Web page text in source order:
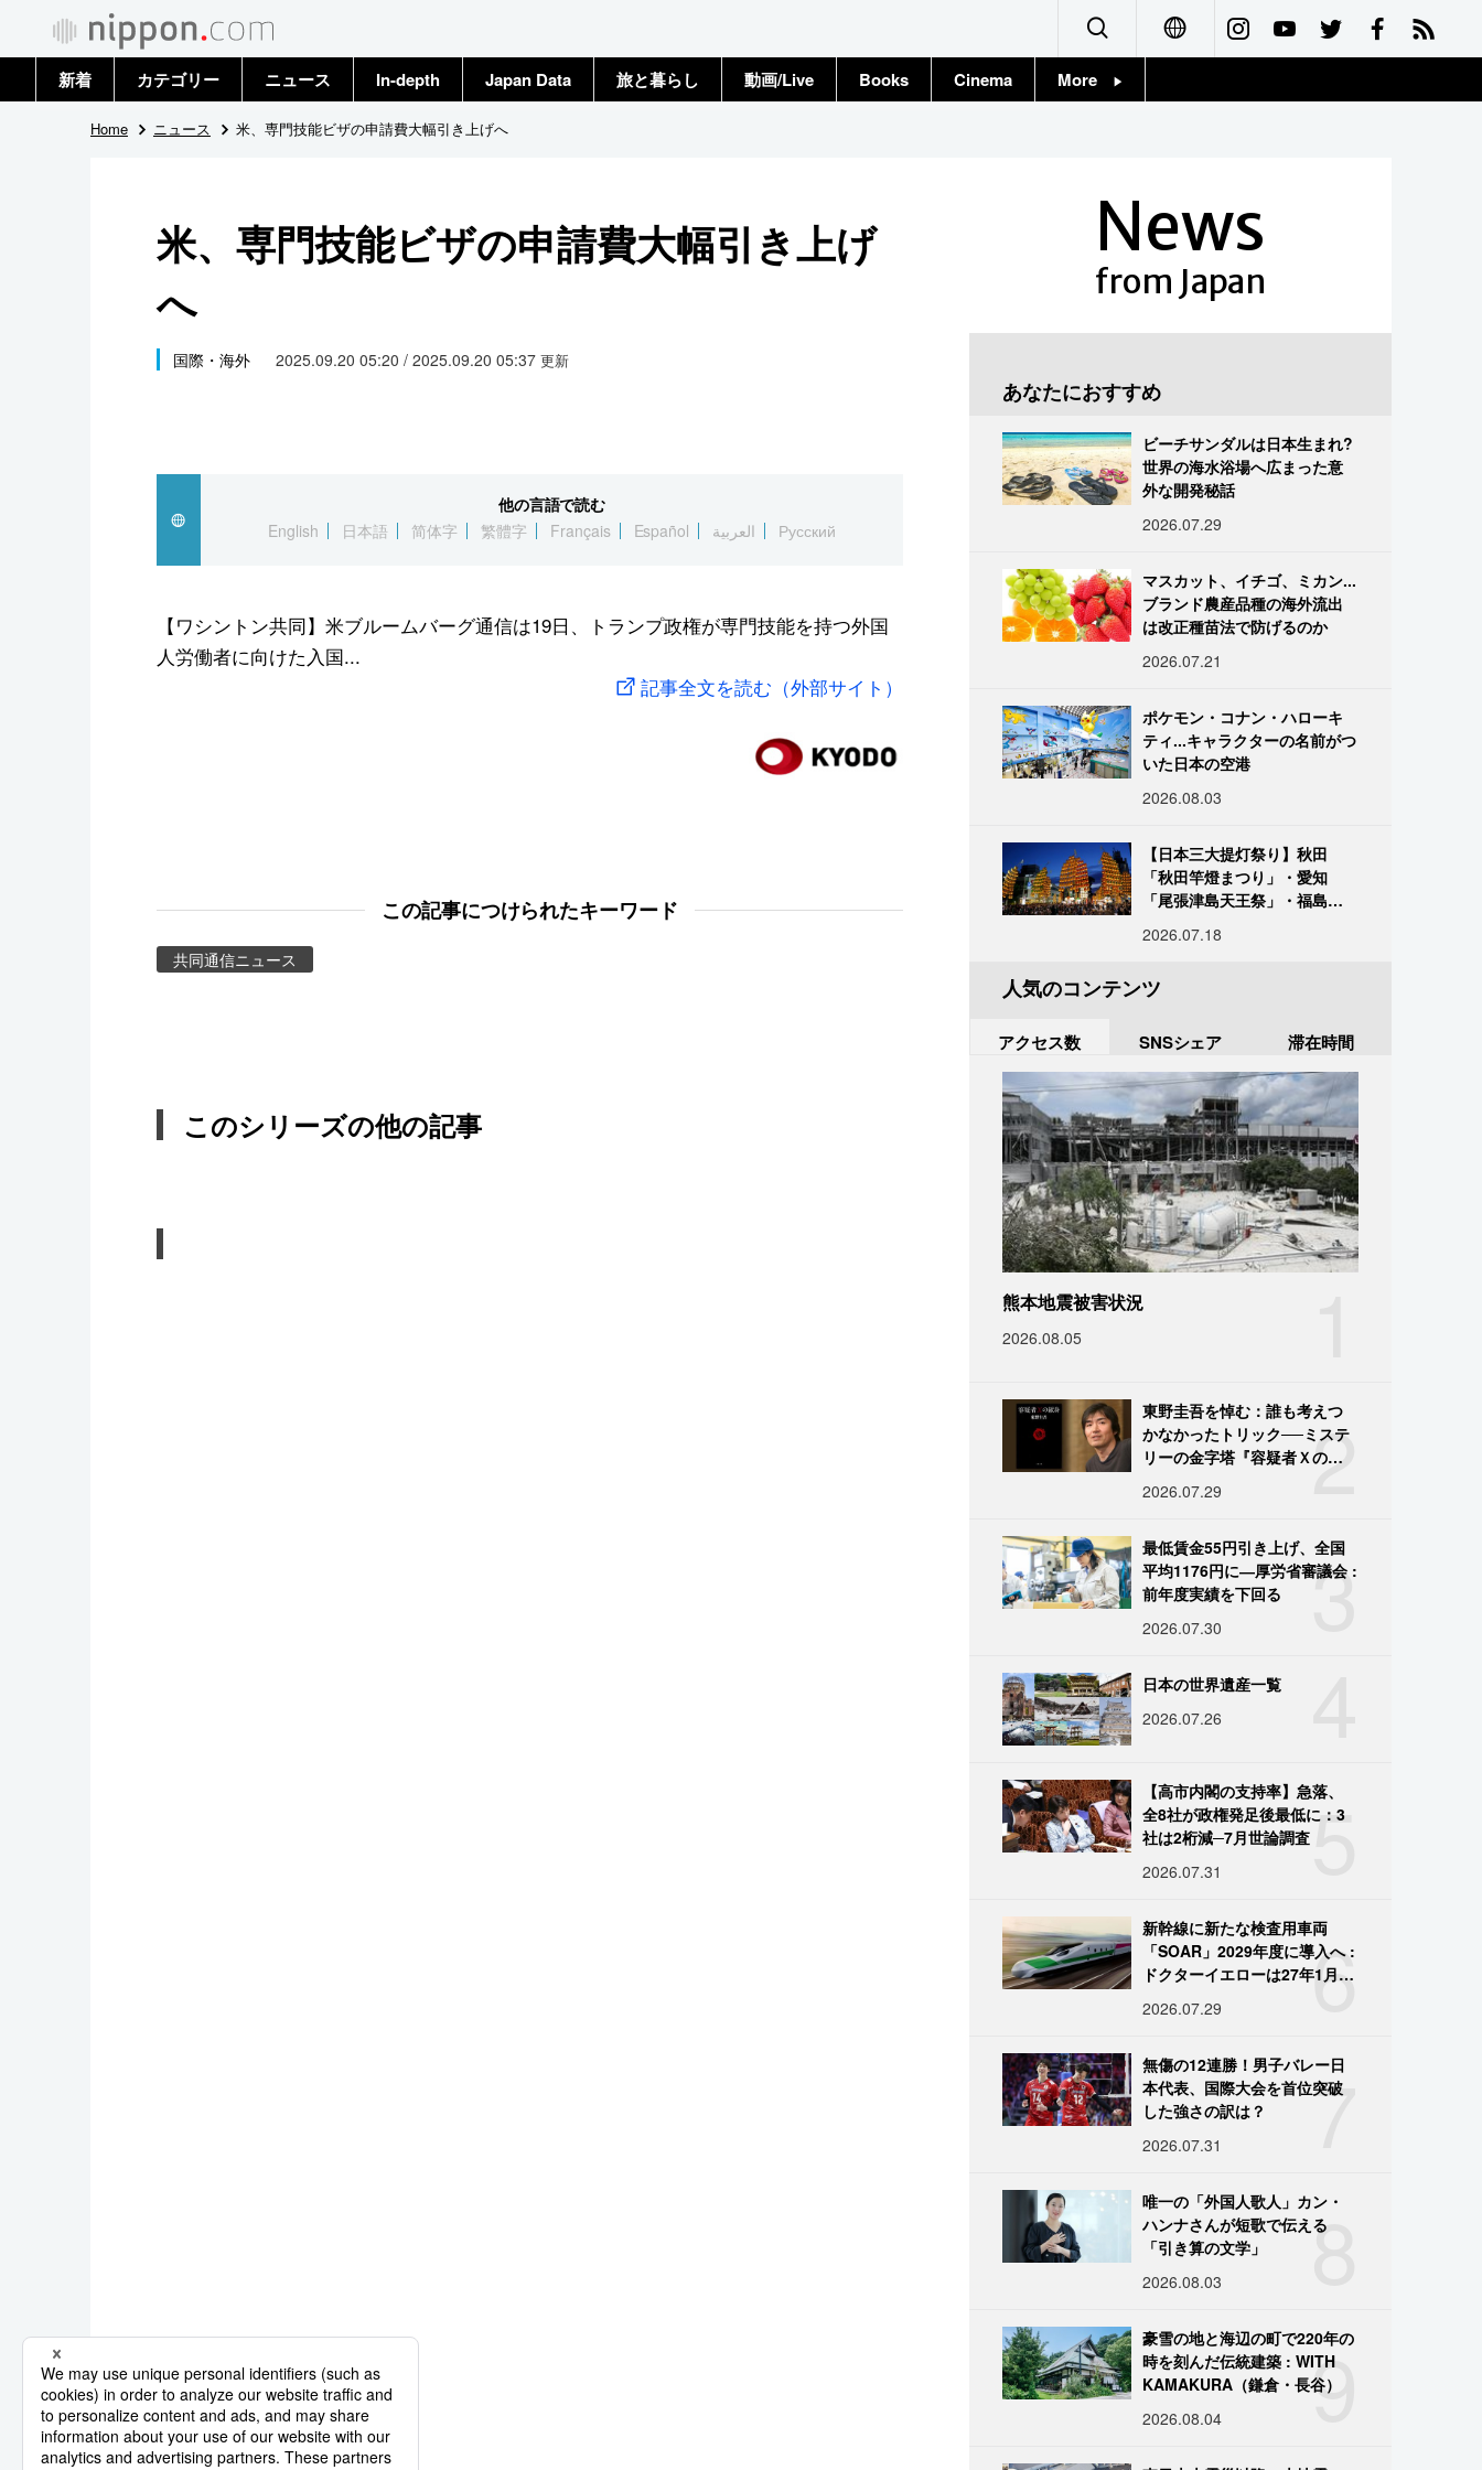
Français
新着 カテゴリー
政治・外交
国際
社会
文化
スポーツ・東京2020
ニュース
トップ
In-depth Japan Data 旅と暮らし 動画/Live Books Cinema More
Home ニュース 米、専門技能ビザの申請費大幅引き上げへ
米、専門技能ビザの申請費大幅引き上げ
へ
国際・海外 2025.09.20 05:20 / 2025.09.20 05:37 更新
他の言語で読む
English
日本語 简体字 繁體字 Français Español العربية Русский
【ワシントン共同】米ブルームバーグ通信は19日、トランプ政権が専門技能を持つ外国
人労働者に向けた入国...
記事全文を読む（外部サイト）
この記事につけられたキーワード
共同通信ニュース
このシリーズの他の記事
News
from Japan
あなたにおすすめ
ビーチサンダルは日本生まれ?
世界の海水浴場へ広まった意
外な開発秘話
2026.07.29
マスカット、イチゴ、ミカン...
ブランド農産品種の海外流出
は改正種苗法で防げるのか
2026.07.21
ポケモン・コナン・ハローキ
ティ...キャラクターの名前がつ
いた日本の空港
2026.08.03
【日本三大提灯祭り】秋田
「秋田竿燈まつり」・愛知
「尾張津島天王祭」・福島
だしい灯火が夜空を照らす光
2026.07.18
人気のコンテンツ
アクセス数 SNSシェア 滞在時間
熊本地震被害状況
2026.08.05
2
東野圭吾を悼む：誰も考えつ
かなかったトリック──ミステ
リーの金字塔『容疑者Ｘの献
2026.07.29
3
最低賃金55円引き上げ、全国
平均1176円に―厚労省審議会 :
前年度実績を下回る
2026.07.30
日本の世界遺産一覧
2026.07.26
5
【高市内閣の支持率】急落、
全8社が政権発足後最低に：3
社は2桁減─7月世論調査
2026.07.31
6
新幹線に新たな検査用車両
「SOAR」2029年度に導入へ :
ドクターイエローは27年1月に
2026.07.29
7
無傷の12連勝！男子バレー日
本代表、国際大会を首位突破
した強さの訳は？
2026.07.31
8
唯一の「外国人歌人」カン・
ハンナさんが短歌で伝える
「引き算の文学」
2026.08.03
9
豪雪の地と海辺の町で220年の
時を刻んだ伝統建築 : WITH
KAMAKURA（鎌倉・長谷）
2026.08.04